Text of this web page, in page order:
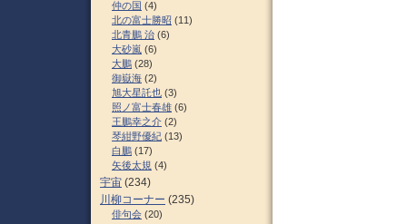
仲の国 (4)
北の富士勝昭 (11)
北青鵬 治 (6)
大砂嵐 (6)
大鵬 (28)
御嶽海 (2)
旭大星託也 (3)
照ノ富士春雄 (6)
王鵬幸之介 (2)
琴紺野優紀 (13)
白鵬 (17)
矢後太規 (4)
宇宙 (234)
川柳コーナー (235)
俳句会 (20)